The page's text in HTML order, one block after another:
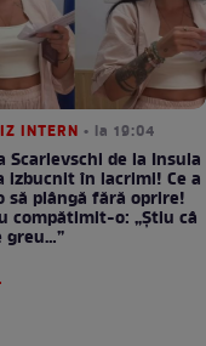
INTERN • la 19:04
Scarlevschi de la Insula
izbucnit în lacrimi! Ce a
să plângă fără oprire!
compătimit-o: „Știu câ
greu…”